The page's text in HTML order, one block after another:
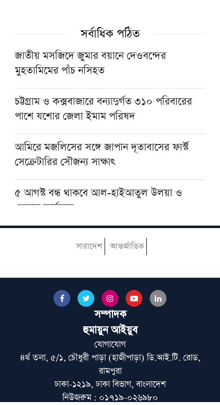
কাভার্ডভ্যানের ধাক্কায় প্রাণ গেল তামীরুল মিল্লাত
মাদ্রাসাছাত্রের
রাষ্ট্রপতি নির্বাচনে বিএনপির দুই মনোনয়নপত্র সংগ্রহ
সর্বাধিক পঠিত
জাতীয় মসজিদে জুমার বয়ানে দেওবন্দের
মুহতামিমের পাঁচ নসিহত
চট্টগ্রাম ও কক্সবাজারে বন্যাদুর্গত ৩১০ পরিবারের
পাশে যশোর জেলা ইমাম পরিষদ
আমিরে মজলিসের সঙ্গে জাপান দূতাবাসের ফার্স্ট
সেক্রেটারির সৌজন্য সাক্ষাৎ
৫ আগস্ট বন্ধ থাকবে আল-হাইআতুল উলয়া ও
বেফাক কার্যালয়
হেজবুত তাওহীদ কেন ভ্রান্ত, কী তাদের আকিদা
পায়ে হেঁটে হজের উদ্দেশে রওয়ানা করলেন নাটোরের
মুআসসাসা ইলমিয়্যাহ বাংলাদেশের উদ্যোগে বিশেষ
ইলমি সেমিনার অনুষ্ঠিত
সারাদেশ আন্তর্জাতিক
সম্পাদক
হুমায়ুন আইয়ুব
যোগাযোগ
৪র্থ তলা, ৫/১, চৌধুরী পাড়া (হাজীপাড়া) ডি.আই.টি. রোড,
রামপুরা
ঢাকা-১২১৯, ঢাকা বিভাগ, বাংলাদেশ
নিউজরুম : ০১৭১৯-০২৬৯৮০